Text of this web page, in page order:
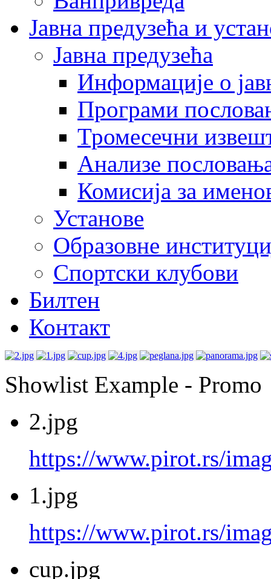
Јавна предузећа и
Јавна предузећа
Информације о
Програми
Тромесечни
Анализе
Комисија за
Установе
Образовне
Спортски клубови
Билтен
Контакт
Showlist Example - Promo
2.jpg
https://www.pirot.rs/
1.jpg
https://www.pirot.rs/
cup.jpg